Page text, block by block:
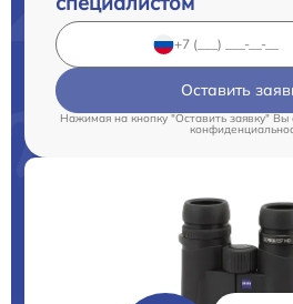
Оставить
Нажимая на кнопку "Оставить заявку" Вы